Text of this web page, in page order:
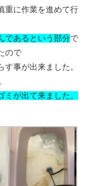
重に作業を進めて行
であるという部分で
ので
事が出来ました。
ミが出て来ました。